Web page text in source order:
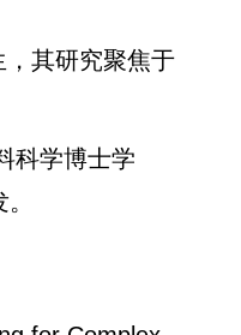
其研究聚焦于
科学博士学